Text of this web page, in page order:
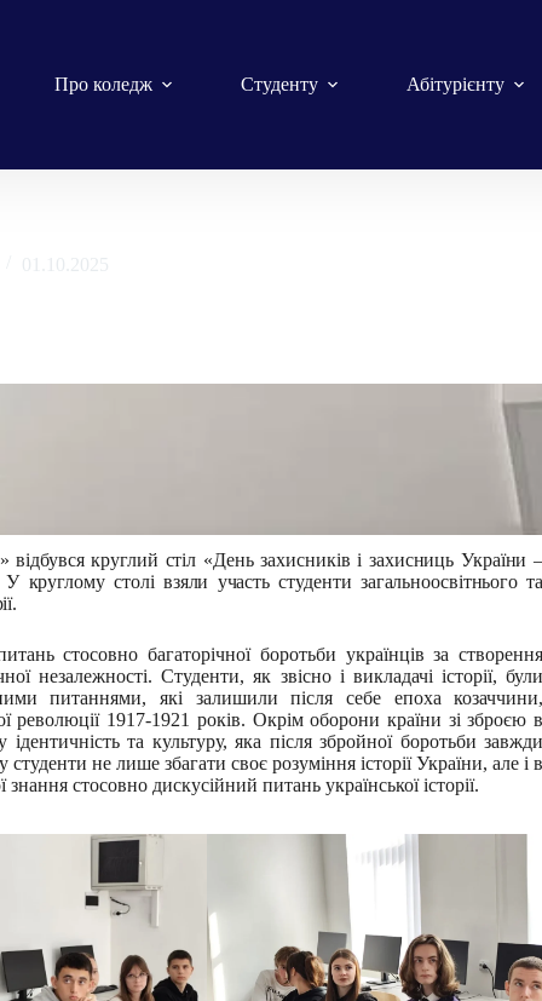
Про коледж Студенту Абітурієнту
01.10.2025
круглий стіл «День захисників і захисниць України –
круглому столі взяли участь студенти загальноосвітнього та
стосовно багаторічної боротьби українців за створення
незалежності. Студенти, як звісно і викладачі історії, були
питаннями, які залишили після себе епоха козаччини,
революції 1917-1921 років. Окрім оборони країни зі зброєю в
та культуру, яка після збройної боротьби завжди
не лише збагати своє розуміння історії України, але і в
стосовно дискусійний питань української історії.